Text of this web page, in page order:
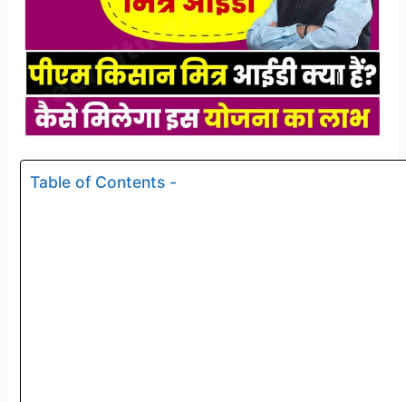
Table of Contents -